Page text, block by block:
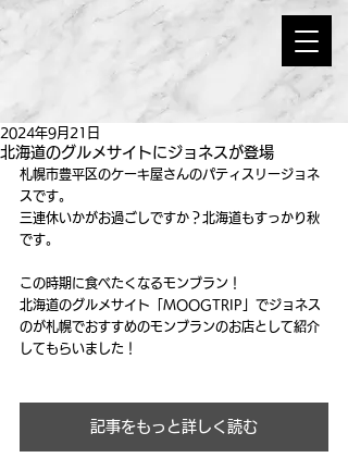
北海道のグルメサイトにジョネスが登場
2024年9月21日
札幌市豊平区のケーキ屋さんのパティスリージョネ
スです。
三連休いかがお過ごしですか？北海道もすっかり秋
です。
この時期に食べたくなるモンブラン！
北海道のグルメサイト「MOOGTRIP 」でジョネス
のが札幌でおすすめのモンブランのお店として紹介
してもらいました！
記事をもっと詳しく読む